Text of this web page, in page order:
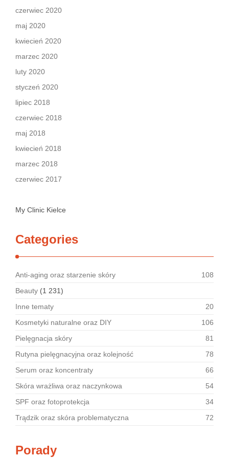
czerwiec 2020
maj 2020
kwiecień 2020
marzec 2020
luty 2020
styczeń 2020
lipiec 2018
czerwiec 2018
maj 2018
kwiecień 2018
marzec 2018
czerwiec 2017
My Clinic Kielce
Categories
Anti-aging oraz starzenie skóry
108
Beauty (1 231)
Inne tematy
20
Kosmetyki naturalne oraz DIY
106
Pielęgnacja skóry
81
Rutyna pielęgnacyjna oraz kolejność
78
Serum oraz koncentraty
66
Skóra wrażliwa oraz naczynkowa
54
SPF oraz fotoprotekcja
34
Trądzik oraz skóra problematyczna
72
Porady